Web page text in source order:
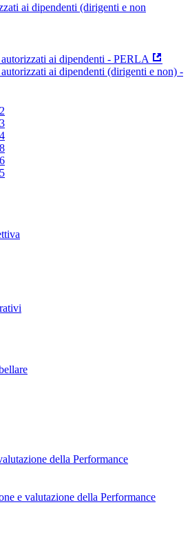
ai dipendenti (dirigenti e non
ai dipendenti - PERLA
ai dipendenti (dirigenti e non) -
della Performance
e valutazione della Performance